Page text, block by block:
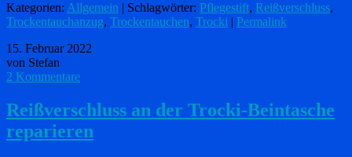
Kategorien: Allgemein | Schlagwörter: Pflegestift, Reißverschluss,
Trockentauchanzug, Trockentauchen, Trocki
Permalink
15. Februar 2022
von Stefan
2 Kommentare
Reißverschluss an der Trocki-Beintasche
reparieren